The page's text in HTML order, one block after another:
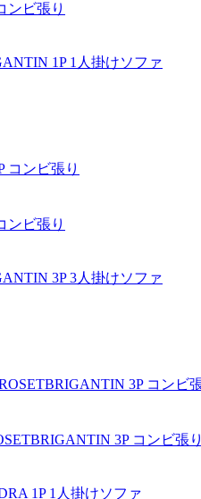
ンビ張り
ンビ張り
3P コンビ張り